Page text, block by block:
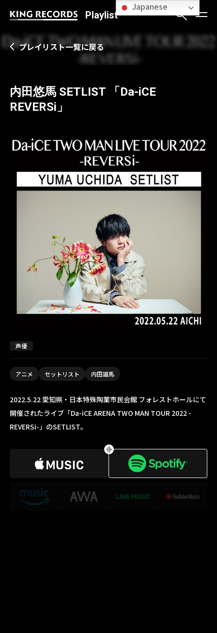
Playlist
プレイリスト一覧に戻る
内田悠馬 SETLIST 「Da-iCE
REVERSi」
声優
アニメ セットリスト 内田雄馬
2022.5.22 愛知県・日本特殊陶業市民会館 フォレストホールにて
開催されたライブ「Da-iCE ARENA TWO MAN TOUR 2022 -
REVERSi-」のSETLIST。
Japanese